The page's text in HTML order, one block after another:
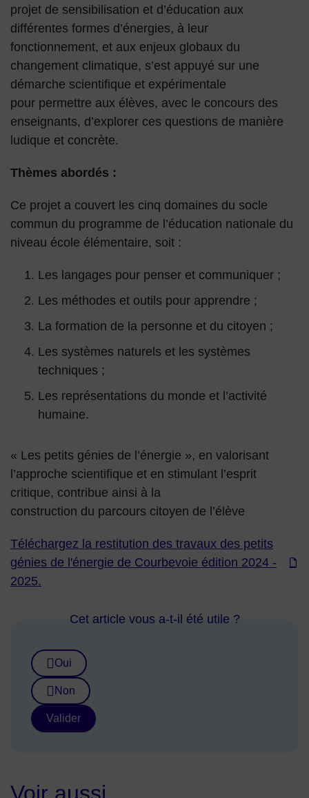
projet de sensibilisation et d’éducation aux
différentes formes d’énergies, à leur
fonctionnement, et aux enjeux globaux du
changement climatique, s’est appuyé sur une
démarche scientifique et expérimentale
pour permettre aux élèves, avec le concours des
enseignants, d’explorer ces questions de manière
ludique et concrète.
Thèmes abordés :
Ce projet a couvert les cinq domaines du socle
commun du programme de l’éducation nationale du
niveau école élémentaire, soit :
Les langages pour penser et communiquer ;
Les méthodes et outils pour apprendre ;
La formation de la personne et du citoyen ;
Les systèmes naturels et les systèmes
techniques ;
Les représentations du monde et l’activité
humaine.
« Les petits génies de l’énergie », en valorisant
l’approche scientifique et en stimulant l’esprit
critique, contribue ainsi à la
construction du parcours citoyen de l’élève
Téléchargez la restitution des travaux des petits
génies de l'énergie de Courbevoie édition 2024 -
2025.
Cet article vous a-t-il été utile ?
Oui
Non
Valider